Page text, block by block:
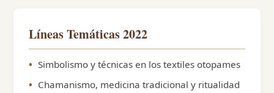
Líneas Temáticas 2022
Simbolismo y técnicas en los textiles otopames
Chamanismo, medicina tradicional y ritualidad